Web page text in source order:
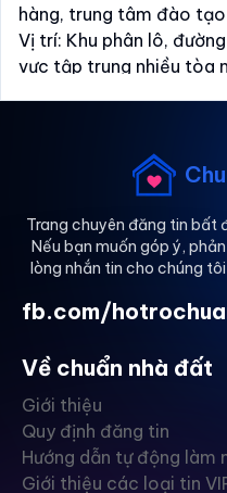
hàng, trung tâm đào tạo
Vị trí: Khu phân lô,
vực tập trung nhiều tòa
Pháp lý: Sổ đỏ vuông
Chủ nhà: Hiền lành,
Liên hệ ngay: Em Thành
Trang chuyên đăng tin bất
Nếu bạn muốn góp ý,
lòng nhắn tin cho chúng
fb.com/
Về chuẩn nhà đất
Giới thiệu
Quy định đăng tin
Hướng dẫn tự động làm
Giới thiệu các loại tin